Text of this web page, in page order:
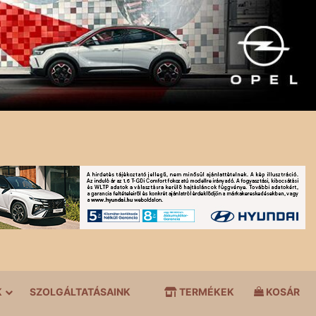
SZOLGÁLTATÁSAINK TERMÉKEK KOSÁR